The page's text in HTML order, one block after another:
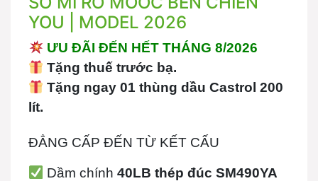
YOU | MODEL 2026
ƯU ĐÃI ĐẾN HẾT THÁNG 8/2026
Tặng thuế trước bạ.
Tặng ngay 01 thùng dầu Castrol 200
lít.
ĐẲNG CẤP ĐẾN TỪ KẾT CẤU
Dầm chính40LB thép đúc SM490YA